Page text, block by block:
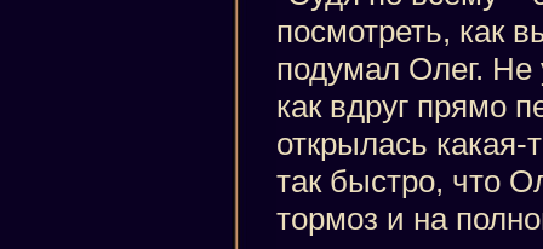
посмотреть, как
подумал Олег. Не
как вдруг прямо
открылась
так быстро, что
тормоз и на